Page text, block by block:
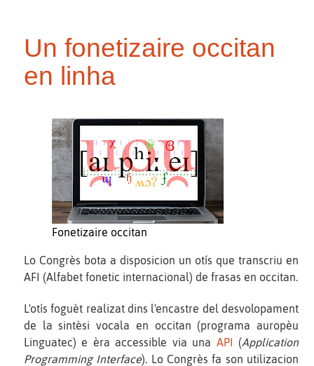
Un fonetizaire occitan
en linha
Fonetizaire occitan
Lo Congrès bota a disposicion un otís que transcriu en
AFI (Alfabet fonetic internacional) de frasas en occitan.
L'otís foguèt realizat dins l'encastre del desvolopament
de la sintèsi vocala en occitan (programa auropèu
Linguatec) e èra accessible via una API (Application
Programming Interface). Lo Congrès fa son utilizacion